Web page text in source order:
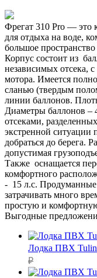
Фрегат 310 Pro — это
для отдыха на воде,
большое
Корпус состоит из
независимых отсека,
мотора. Имеется
сланью (твердым
линии баллонов.
Диаметры баллонов –
отсеками,
экстренной ситуации
добраться до берега.
допустимая
Также оснащается
комфортного
- 15 л.с. Продуманные
затрачивать много
простую и
Выгодные
Лодка ПВХ Tulin
₽